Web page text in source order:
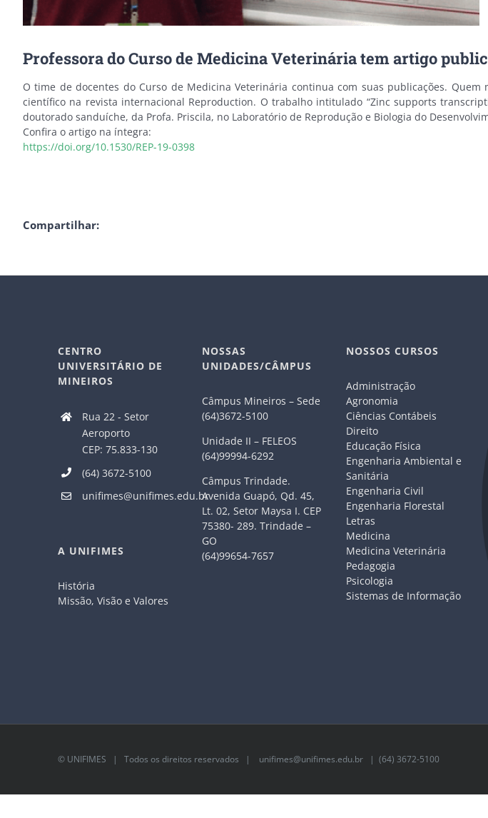
Professora do Curso de Medicina Veterinária tem artigo
O time de docentes do Curso de Medicina Veterinária continua com suas publicações.
científico na revista internacional Reproduction. O trabalho intitulado “Zinc supports
doutorado sanduíche, da Profa. Priscila, no Laboratório de Reprodução e Biologia do
Confira o artigo na íntegra:
https://doi.org/10.1530/REP-19-0398
Compartilhar:
CENTRO
UNIVERSITÁRIO DE
MINEIROS
Rua 22 - Setor
Aeroporto
CEP: 75.833-130
(64) 3672-5100
unifimes@unifimes.edu.br
A UNIFIMES
História
Missão, Visão e Valores
NOSSAS
UNIDADES/CÂMPUS
Câmpus Mineiros – Sede
(64)3672-5100
Unidade II – FELEOS
(64)99994-6292
Câmpus Trindade.
Avenida Guapó, Qd. 45,
Lt. 02, Setor Maysa I. CEP
75380- 289. Trindade –
GO
(64)99654-7657
NOSSOS CURSOS
Administração
Agronomia
Ciências Contábeis
Direito
Educação Física
Engenharia Ambiental e
Sanitária
Engenharia Civil
Engenharia Florestal
Letras
Medicina
Medicina Veterinária
Pedagogia
Psicologia
Sistemas de Informação
© UNIFIMES | Todos os direitos reservados | unifimes@unifimes.edu.br | (64) 3672-5100